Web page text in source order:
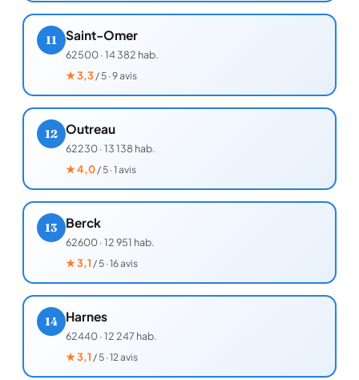
11 Saint-Omer
62500·14 382 hab.
★3,3/ 5 · 9 avis
12 Outreau
62230·13 138 hab.
★4,0/ 5 · 1 avis
13 Berck
62600·12 951 hab.
★3,1 / 5 · 16 avis
14 Harnes
62440·12 247 hab.
★3,1 / 5 · 12 avis